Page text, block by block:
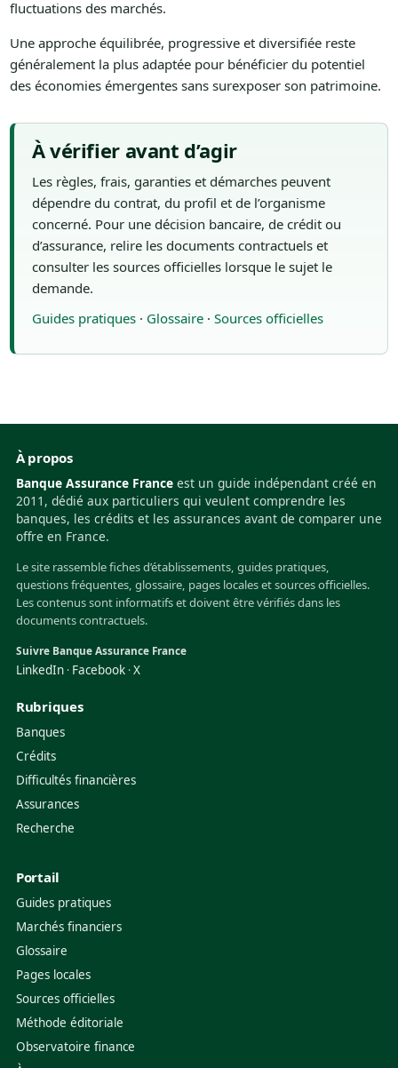
fluctuations des marchés.
Une approche équilibrée, progressive et diversifiée reste
généralement la plus adaptée pour bénéficier du potentiel
des économies émergentes sans surexposer son patrimoine.
À vérifier avant d’agir
Les règles, frais, garanties et démarches peuvent
dépendre du contrat, du profil et de l’organisme
concerné. Pour une décision bancaire, de crédit ou
d’assurance, relire les documents contractuels et
consulter les sources officielles lorsque le sujet le
demande.
Guides pratiques· Glossaire· Sources officielles
À propos
Banque Assurance France est un guide indépendant créé en
2011, dédié aux particuliers qui veulent comprendre les
banques, les crédits et les assurances avant de comparer une
offre en France.
Le site rassemble fiches d’établissements, guides pratiques,
questions fréquentes, glossaire, pages locales et sources officielles.
Les contenus sont informatifs et doivent être vérifiés dans les
documents contractuels.
Suivre Banque Assurance France
LinkedIn · Facebook ·X
Rubriques
Banques
Crédits
Difficultés financières
Assurances
Recherche
Portail
Guides pratiques
Marchés financiers
Glossaire
Pages locales
Sources officielles
Méthode éditoriale
Observatoire finance